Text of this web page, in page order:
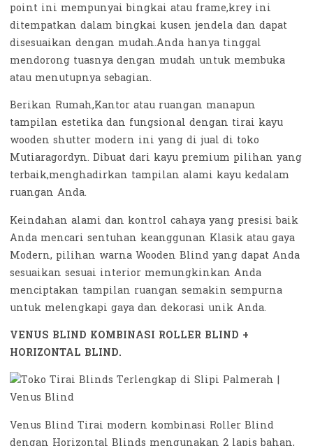
point ini mempunyai bingkai atau frame,krey ini
ditempatkan dalam bingkai kusen jendela dan dapat
disesuaikan dengan mudah.Anda hanya tinggal
mendorong tuasnya dengan mudah untuk membuka
atau menutupnya sebagian.
Berikan Rumah,Kantor atau ruangan manapun
tampilan estetika dan fungsional dengan tirai kayu
wooden shutter modern ini yang di jual di toko
Mutiaragordyn. Dibuat dari kayu premium pilihan yang
terbaik,menghadirkan tampilan alami kayu kedalam
ruangan Anda.
Keindahan alami dan kontrol cahaya yang presisi baik
Anda mencari sentuhan keanggunan Klasik atau gaya
Modern, pilihan warna Wooden Blind yang dapat Anda
sesuaikan sesuai interior memungkinkan Anda
menciptakan tampilan ruangan semakin sempurna
untuk melengkapi gaya dan dekorasi unik Anda.
VENUS BLIND KOMBINASI ROLLER BLIND +
HORIZONTAL BLIND.
Venus Blind Tirai modern kombinasi Roller Blind